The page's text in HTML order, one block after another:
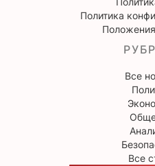
Политика
Все
Все